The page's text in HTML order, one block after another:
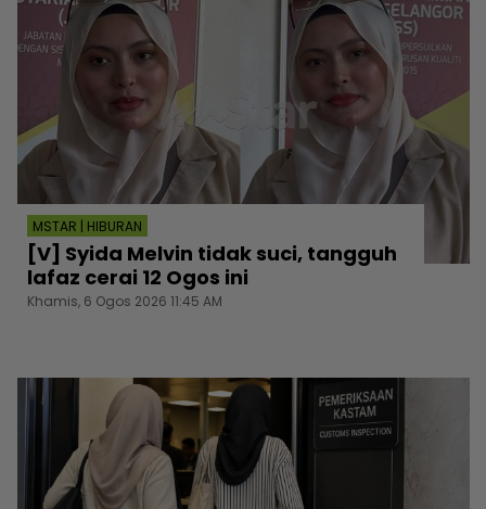
MSTAR | HIBURAN
[V] Syida Melvin tidak suci, tangguh
lafaz cerai 12 Ogos ini
Khamis, 6 Ogos 2026 11:45 AM